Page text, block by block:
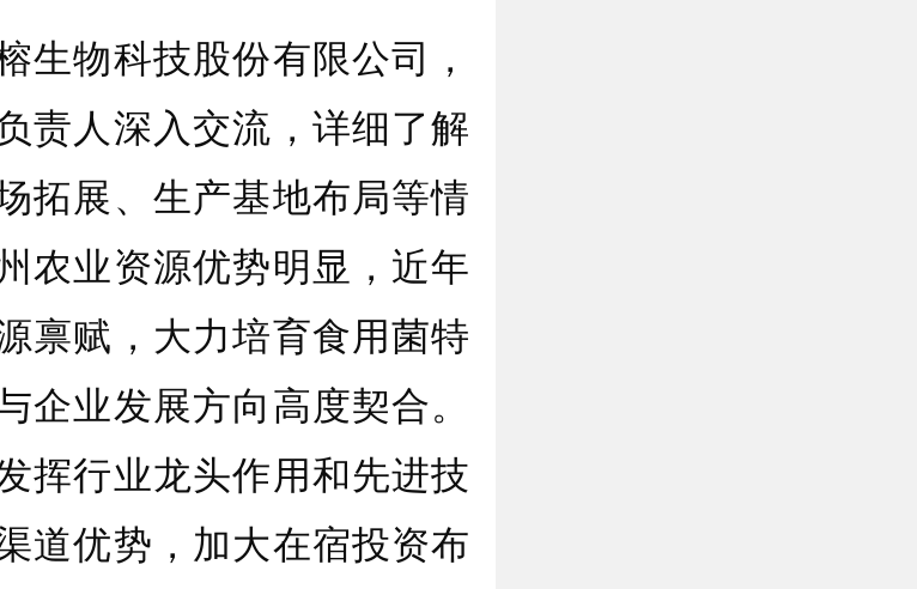
物科技股份有限公司，
责人深入交流，详细了解
拓展、生产基地布局等情
农业资源优势明显，近年
禀赋，大力培育食用菌特
企业发展方向高度契合。
挥行业龙头作用和先进技
道优势，加大在宿投资布